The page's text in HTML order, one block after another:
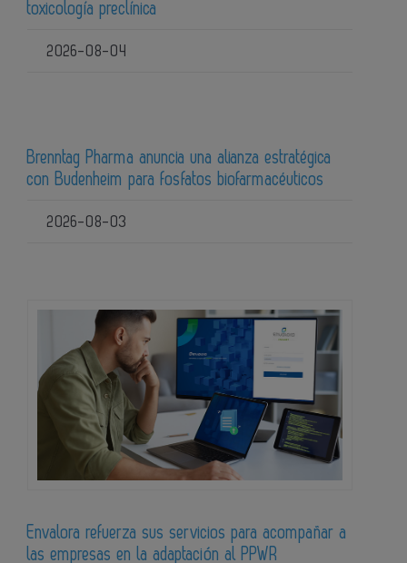
toxicología preclínica
2026-08-04
Brenntag Pharma anuncia una alianza estratégica
con Budenheim para fosfatos biofarmacéuticos
2026-08-03
Envalora refuerza sus servicios para acompañar a
las empresas en la adaptación al PPWR